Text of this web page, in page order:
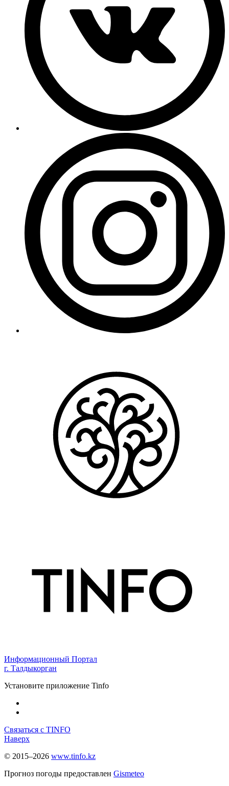
Информационный Портал
г. Талдыкорган
Установите приложение Tinfo
Связаться с TINFO
Наверх
© 2015–2026 www.tinfo.kz
Прогноз погоды предоставлен Gismeteo